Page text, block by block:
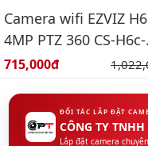
Camera wifi EZVIZ
4MP PTZ 360 CS-H6c-
R105-1J4WF
Giá bán:
715,000đ Giá
ĐỐI TÁC LẮP ĐẶT
CÔNG TY
Lắp đặt camera